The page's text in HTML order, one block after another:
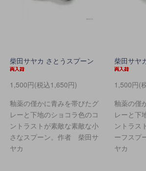
柴田サヤカ さとうスプーン
1,500円(税込1,650円)
釉薬の僅かに青みを帯びたグ
レーと下地のショコラ色のコ
ントラストが素敵な素敵な小
さなスプーン。作者 柴田サ
ヤカ
柴田サヤ
1,500円(
釉薬の僅
レーと下
ントラス
ーフスプ
ヤカ